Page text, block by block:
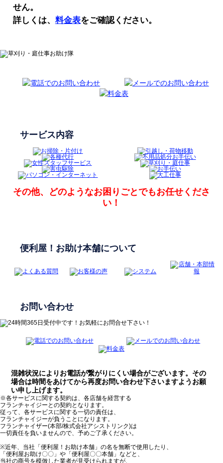
せん。
詳しくは、 料金表をご確認ください。
サービス内容
その他、どのようなお困りごとでもお任せくださ
い！
便利屋！お助け本舗について
お問い合わせ
混雑状況によりお電話が繋がりにくい場合がございます。その
場合は時間をあけてから再度お問い合わせ下さいますようお願
い申し上げます。
※各サービスに関する契約は、各店舗を経営する
フランチャイジーとの契約となります。
従って、各サービスに関する一切の責任は、
フランチャイジーが負うことになります。
フランチャイザー(本部/株式会社アシストリンク)は
一切責任を負いませんので、予めご了承ください。
※近年、当社「便利屋！お助け本舗」の名を無断で使用したり、
「便利屋お助け〇〇」や「便利屋〇〇本舗」などと、
当社の商号を模倣した業者が見受けられますが、